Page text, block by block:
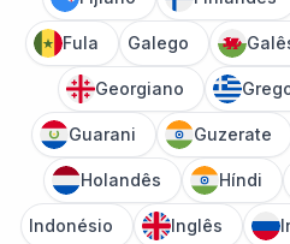
Fula Galego
Georgiano
Guarani Guzerate
Holandês Híndi
Indonésio Inglês